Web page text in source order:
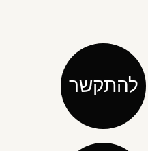
להתקשר